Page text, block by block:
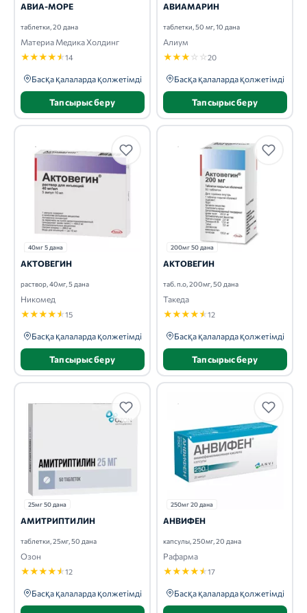
АВИА-МОРЕ
таблетки, 20 дана
Материа Медика Холдинг
★★★★★14
Басқа қалаларда қолжетімді
Тапсырыс беру
АВИАМАРИН
таблетки, 50 мг, 10 дана
Алиум
★★★ ☆ ☆20
Басқа қалаларда қолжетімді
Тапсырыс беру
40мг 5 дана
АКТОВЕГИН
раствор, 40мг, 5 дана
Никомед
★★★★★15
Басқа қалаларда қолжетімді
Тапсырыс беру
200мг 50 дана
АКТОВЕГИН
таб. п.о, 200мг, 50 дана
Такеда
★★★★★12
Басқа қалаларда қолжетімді
Тапсырыс беру
25мг 50 дана
АМИТРИПТИЛИН
таблетки, 25мг, 50 дана
Озон
★★★★★12
Басқа қалаларда қолжетімді
250мг 20 дана
АНВИФЕН
капсулы, 250мг, 20 дана
Рафарма
★★★★★17
Басқа қалаларда қолжетімді